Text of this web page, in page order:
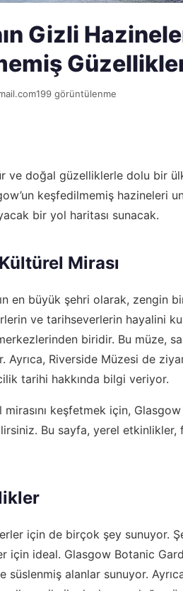
Gizli
199 görüntülenme
ve doğal güzelliklerle dolu bir
keşfedilmemiş hazineleri
bir yol haritası sunacak.
Mirası
en büyük şehri olarak, zengin
ve tarihseverlerin hayalini
biridir. Bu müze,
Ayrıca, Riverside Müzesi de
tarihi hakkında bilgi veriyor.
keşfetmek için,
Bu sayfa, yerel
için de birçok şey sunuyor.
için ideal. Glasgow Botanic
süslenmiş alanlar sunuyor.